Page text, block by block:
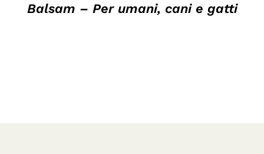
Balsam – Per umani, cani e gatti